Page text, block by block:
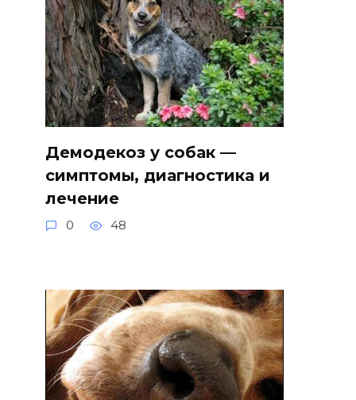
Демодекоз у собак —
симптомы, диагностика и
лечение
0 48